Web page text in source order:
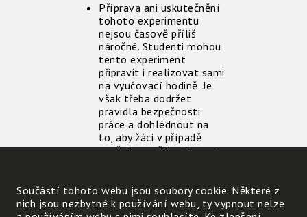
Příprava ani uskutečnění
tohoto experimentu
nejsou časově příliš
náročné. Studenti mohou
tento experiment
připravit i realizovat sami
na vyučovací hodině. Je
však třeba dodržet
pravidla bezpečnosti
práce a dohlédnout na
to, aby žáci v případě
potřeby použili ochranný
vhodný na rozvíjení
manuálních dovedností
Součástí tohoto webu jsou soubory cookie. Některé z
nich jsou nezbytné k používání webu, ty vypnout nelze